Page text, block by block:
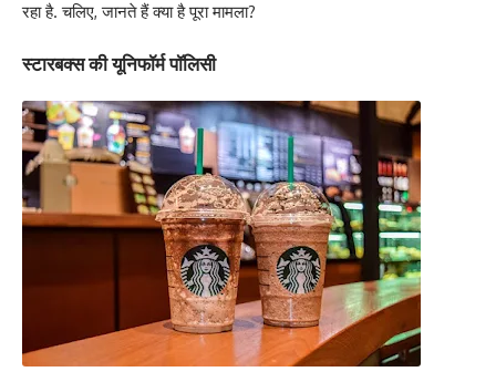
रहा है. चलिए, जानते हैं क्या है पूरा मामला?
स्टारबक्स की यूनिफॉर्म पॉलिसी